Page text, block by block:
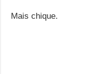
Mais chique.